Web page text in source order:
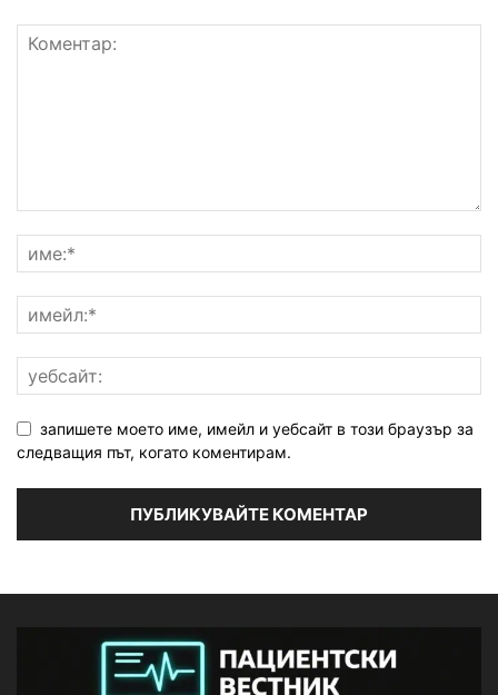
запишете моето име, имейл и уебсайт в този браузър за
следващия път, когато коментирам.